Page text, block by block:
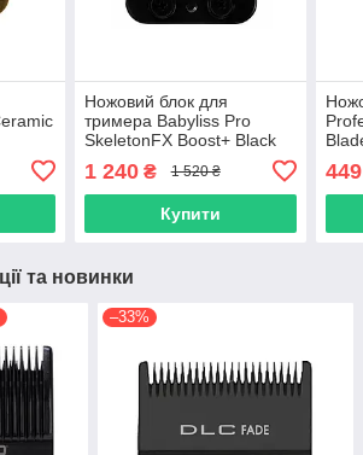
2.0
Ножовий блок для
тримера Babyliss Pro
SkeletonFX Boost+ Black
1 240₴ 1 520 ₴
Купити
449
та новинки
–33%